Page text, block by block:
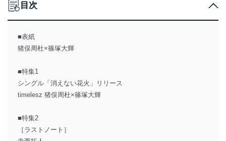
目次
■表紙
猪俣周杜×篠塚大輝
■特集1
シングル「消えない花火」リリース
timelesz 猪俣周杜×篠塚大輝
■特集2
［ラストノート］